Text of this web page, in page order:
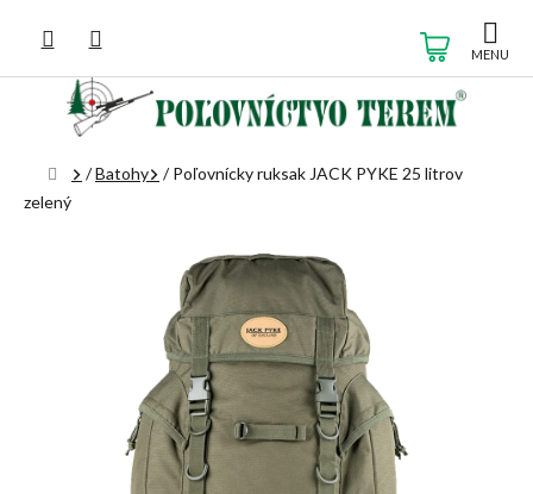
obsah
KOŠÍK
Domov
/Batohy / Poľovnícky ruksak JACK PYKE 25 litrov
zelený